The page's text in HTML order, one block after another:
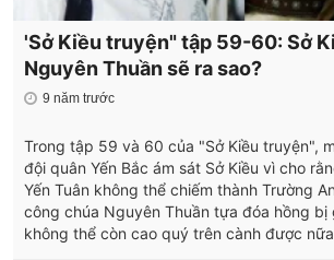
'Sở Kiều truyện" tập 59-60: Sở
Nguyên Thuần sẽ ra sao?
9 năm trước
Trong tập 59 và 60 của "Sở Kiều truyện",
đội quân Yến Bắc ám sát Sở Kiều vì cho
Yến Tuân không thể chiếm thành Trường
công chúa Nguyên Thuần tựa đóa hồng bị
không thể còn cao quý trên cành được